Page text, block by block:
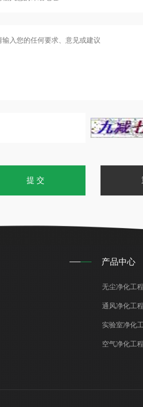
产品中心
无尘净化工程
通风净化工程
实验室净化
空气净化工程